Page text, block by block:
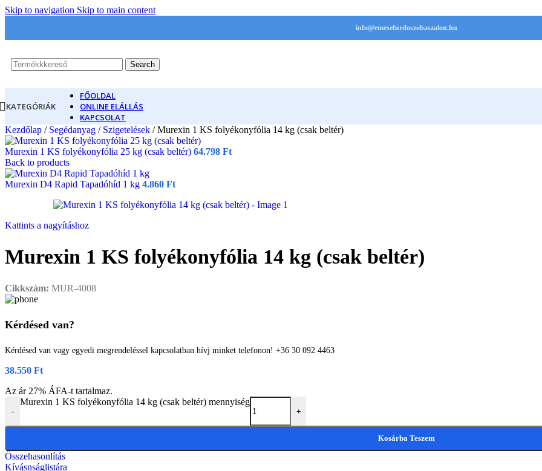
Skip to navigation Skip to main content
info@emesefurdoszobaszalon.hu
Search
KATEGÓRIÁK
FŐOLDAL
ONLINE ELÁLLÁS
KAPCSOLAT
Kezdőlap / Segédanyag / Szigetelések / Murexin 1 KS folyékonyfólia 14 kg (csak beltér)
Murexin 1 KS folyékonyfólia 25 kg (csak beltér) 64.798 Ft
Back to products
Murexin D4 Rapid Tapadóhíd 1 kg 4.860 Ft
Kattints a nagyításhoz
Murexin 1 KS folyékonyfólia 14 kg (csak beltér)
Cikkszám: MUR-4008
Kérdésed van?
Kérdésed van vagy egyedi megrendeléssel kapcsolatban hívj minket telefonon! +36 30 092 4463
38.550 Ft
Az ár 27% ÁFA-t tartalmaz.
-
Murexin 1 KS folyékonyfólia 14 kg (csak beltér) mennyiség
+
Kosárba Teszem
Összehasonlítás
Kívásnságlistára